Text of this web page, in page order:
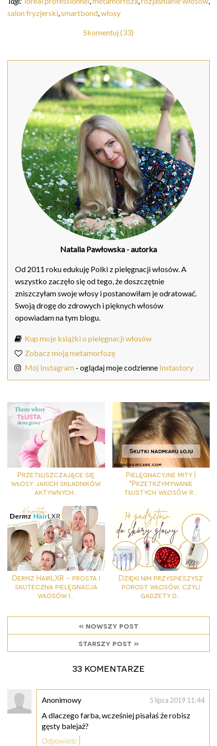
salon fryzjerski,smartbond,włosy
Skomentuj (33)
Natalia Pawłowska - autorka
Od 2011 roku edukuję Polki z pielęgnacji włosów. A
wszystko zaczęło się od tego, że doszczętnie
zniszczyłam swoje włosy i postanowiłam je odratować.
Swoją drogę do zdrowych i pięknych włosów
opowiadam na tym blogu.
Kup moje książki o pielęgnacji włosów
Zobacz moją metamorfozę
Mój Instagram - oglądaj moje codzienne Instastory
Przetłuszczające się
włosy: jakich składników
aktywnych...
Pielęgnacyjne mity |
"Przetrzymywanie
tłustych włosów r...
Dermz HairLXR - prosta i
skuteczna pielęgnacja
włosów i...
Dzięki nim przyspieszysz
porost włosów, czyli
gadżety d...
« nowszy post
starszy post »
33 komentarze
Anonimowy 5 lipca 2019 11:44
A dlaczego farba, wcześniej pisałaś że robisz
gęsty balejaż?
Odpowiedz